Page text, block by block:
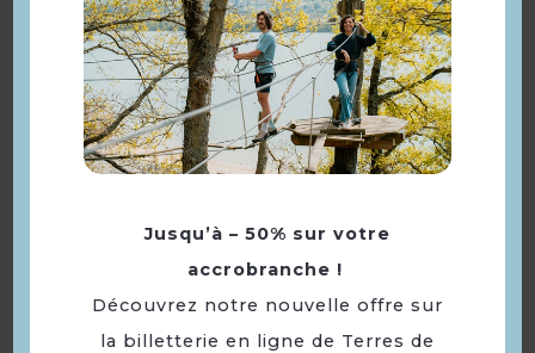
Langues Langue(s) parlée(s) :Français
À voir aussi ...
Jusqu’à – 50% sur votre
accrobranche !
Découvrez notre nouvelle offre sur
la billetterie en ligne de Terres de